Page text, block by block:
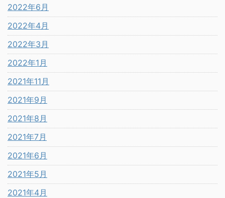
2022年6月
2022年4月
2022年3月
2022年1月
2021年11月
2021年9月
2021年8月
2021年7月
2021年6月
2021年5月
2021年4月